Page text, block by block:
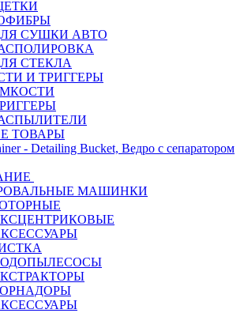
СУШКИ АВТО
СТЕКЛА
И ТРИГГЕРЫ
ТОВАРЫ
- Detailing Bucket, Ведро с сепаратором
МАШИНКИ